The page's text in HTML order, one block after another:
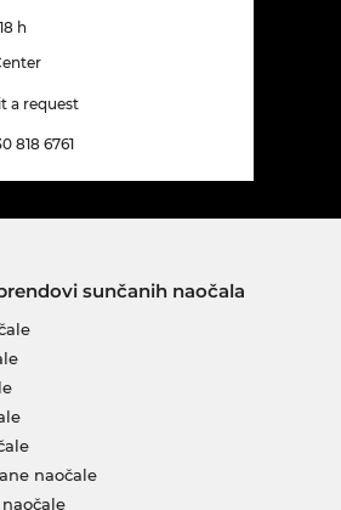
h
a request
818 6761
sunčanih naočala
naočale